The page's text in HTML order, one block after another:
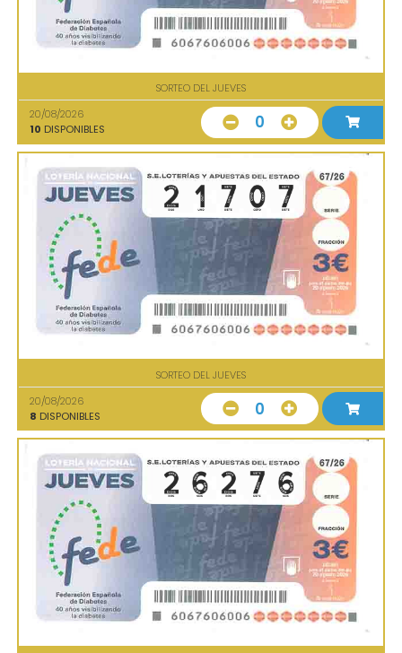
SORTEO DEL JUEVES
20/08/2026
10 DISPONIBLES 0
SORTEO DEL JUEVES
20/08/2026
8 DISPONIBLES 0